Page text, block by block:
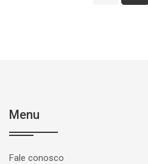
Menu
Fale conosco